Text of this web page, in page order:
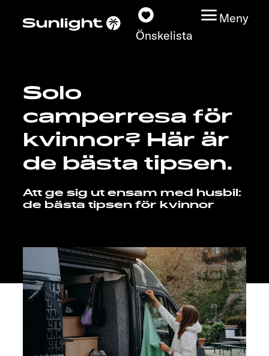
Önskelista
Meny
Modeller
Konfigurator
Find din Sunlight
Hitta återförsäljare
Service
Solo
camperresa för
kvinnor? Här är
de bästa tipsen.
Att ge sig ut ensam med husbil:
de bästa tipsen för kvinnor